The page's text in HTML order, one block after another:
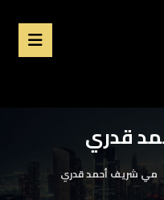
قدري
مي شريف أحمد قدري